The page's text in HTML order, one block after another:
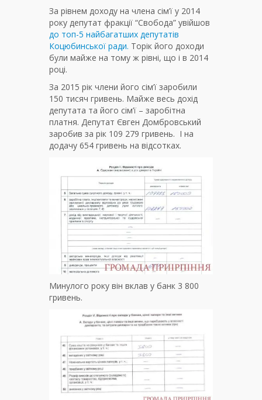
За рівнем доходу на члена сім’ї у 2014
року депутат фракції “Свобода” увійшов
до топ-5 найбагатших депутатів
Коцюбинської ради. Торік його доходи
були майже на тому ж рівні, що і в 2014
році.
За 2015 рік члени його сім’ї заробили
150 тисяч гривень. Майже весь дохід
депутата та його сім’ї – заробітна
платня. Депутат Євген Домбровський
заробив за рік 109 279 гривень. І на
додачу 654 гривень на відсотках.
Минулого року він вклав у банк 3 800
гривень.